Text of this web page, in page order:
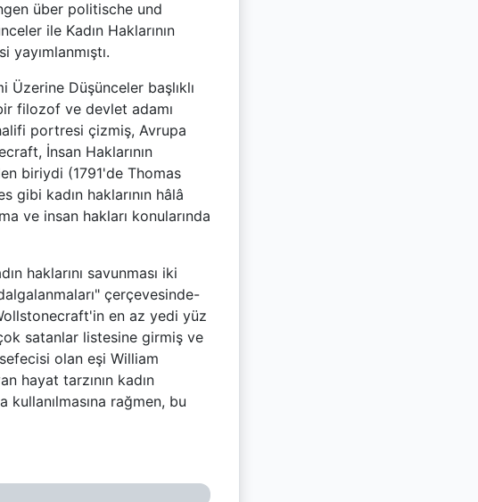
über politische und
ile Kadın Haklarının
Düşünceler başlıklı
filozof ve devlet adamı
portresi çizmiş, Avrupa
İnsan Haklarının
biriydi (1791'de Thomas
kadın haklarının hâlâ
ve insan hakları konularında
haklarını savunması iki
çerçevesinde-
en az yedi yüz
satanlar listesine girmiş ve
olan eşi William
hayat tarzının kadın
kullanılmasına rağmen, bu